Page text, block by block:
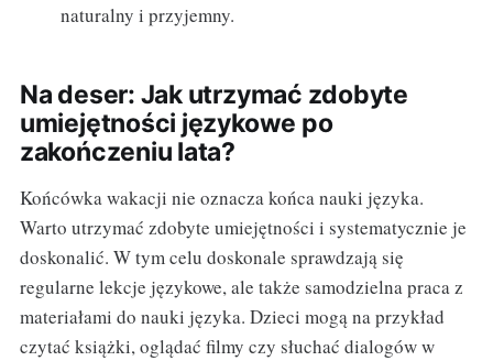
naturalny i przyjemny.
Na deser: Jak utrzymać zdobyte
umiejętności językowe po
zakończeniu lata?
Końcówka wakacji nie oznacza końca nauki języka.
Warto utrzymać zdobyte umiejętności i systematycznie je
doskonalić. W tym celu doskonale sprawdzają się
regularne lekcje językowe, ale także samodzielna praca z
materiałami do nauki języka. Dzieci mogą na przykład
czytać książki, oglądać filmy czy słuchać dialogów w